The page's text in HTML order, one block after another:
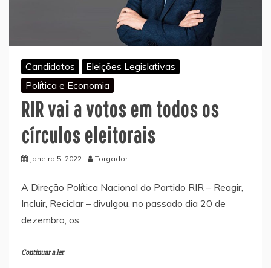
Candidatos
Eleições Legislativas
Política e Economia
RIR vai a votos em todos os
círculos eleitorais
Janeiro 5, 2022 Torgador
A Direção Política Nacional do Partido RIR – Reagir,
Incluir, Reciclar – divulgou, no passado dia 20 de
dezembro, os
Continuar a ler